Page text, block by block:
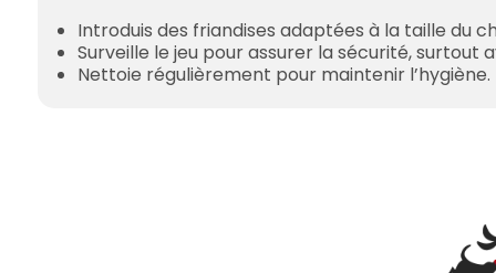
Introduis des friandises adaptées à la taille du
Surveille le jeu pour assurer la sécurité, surtout
Nettoie régulièrement pour maintenir l’hygiène.